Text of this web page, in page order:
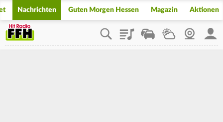
Nachrichten Guten Morgen Hessen Magazin Aktionen
PlaylistStaupilotWetterWebcam